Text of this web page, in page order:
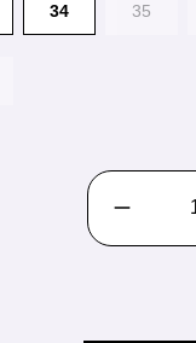
34 35
PRODUKT